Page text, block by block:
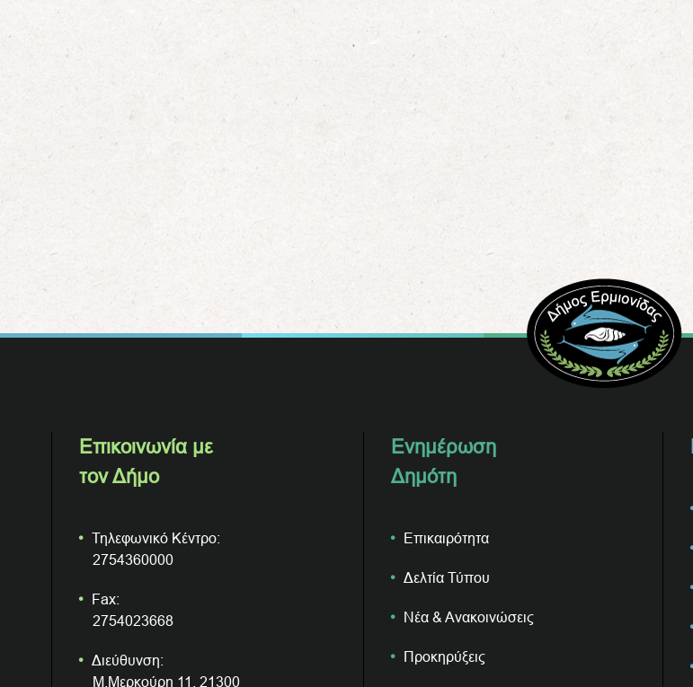
Επικοινωνία με
τον Δήμο
Τηλεφωνικό Κέντρο:
2754360000
Fax:
2754023668
Διεύθυνση:
Μ.Μερκούρη 11, 21300
Ενημέρωση
Δημότη
Επικαιρότητα
Δελτία Τύπου
Νέα & Ανακοινώσεις
Προκηρύξεις